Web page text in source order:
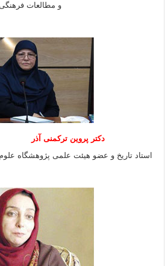
و مطالعات
دکتر پروین ترکمنی آذر
استاد تاریخ و عضو هیئت علمی پژوهشگاه